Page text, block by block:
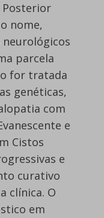
Posterior
nome,
parcela
for tratada
genéticas,
com
e
Cistos
e
curativo
clínica. O
em